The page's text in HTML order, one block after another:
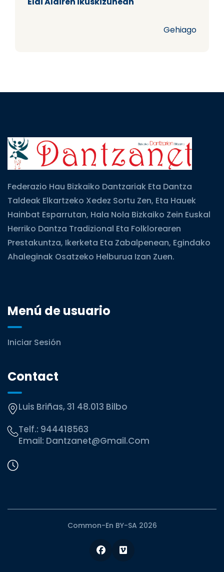
Gehiago
Federazio Hau Bizkaiko Dantzariak Eta Dantza
Taldeak Elkartzeko Xedez Sortu Zen, Eta Hauek
Hainbat Esparrutan, Hala Nola Bizkaiko Zein Euskal
Herriko Dantza Tradizional Eta Folklorearen
Prestakuntza, Ikerketa Eta Zabalpenean, Egindako
Ahaleginak Osatzeko Helburua Izan Zuen.
Menú de usuario
Iniciar Sesión
Contact
Luis Briñas, 31 48.013 Bilbo
Telf.: 944418563
Email: Dantzanet@gmail.com
Common-En BY-SA 2026
Facebook
Vimeo